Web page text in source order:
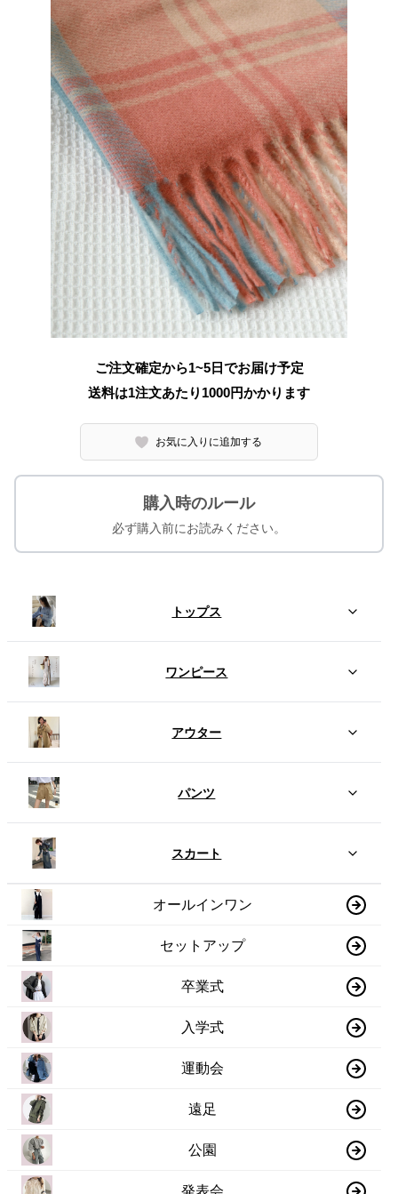
ご注文確定から1~5日でお届け予定
送料は1注文あたり 1000円かかります
お気に入りに追加する
購入時のルール
必ず購入前にお読みください。
トップス
ワンピース
アウター
パンツ
スカート
オールインワン
セットアップ
卒業式
入学式
運動会
遠足
公園
発表会